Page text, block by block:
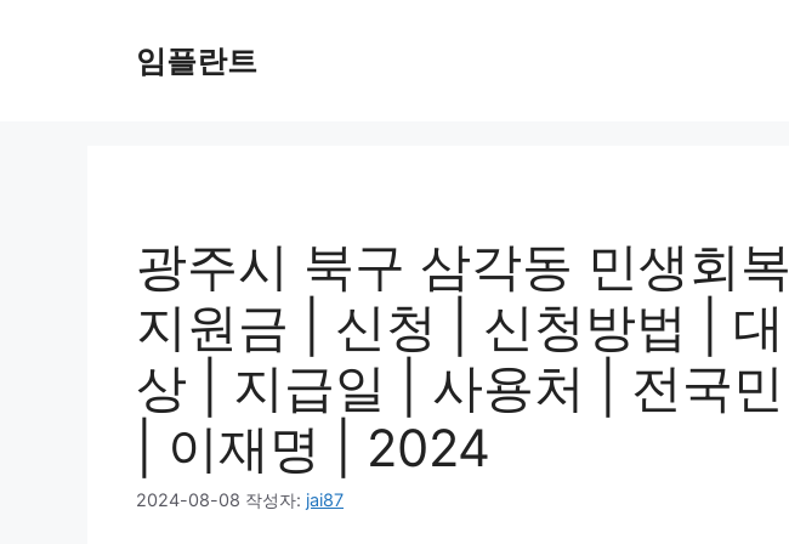
임플란트
광주시 북구 삼각동 민생회복
지원금 | 신청 | 신청방법 | 대
상 | 지급일 | 사용처 | 전국민
| 이재명 | 2024
2024-08-08 작성자: jai87